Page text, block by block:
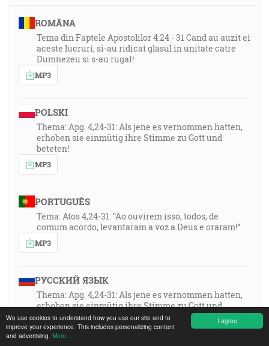
I agree
We use cookies to understand how you use our site and to
improve your experience. This includes personalizing content
and advertising. More...
ROMÂNA
Tema din Faptele Apostolilor 4:24 - 31 Cand au auzit ei
aceste lucruri, si-au ridicat glasul in unitate catre
Dumnezeu si s-au rugat!
MP3
POLSKI
Thema: Apg. 4,24-31: Als jene es vernommen hatten,
erhoben sie einmütig ihre Stimme zu Gott und
beteten!
MP3
PORTUGUÊS
Tema: Atos 4,24-31: “Ao ouvirem isso, todos, de
comum acordo, levantaram a voz a Deus e oraram!”
MP3
РУССКИЙ ЯЗЫК
Thema: Apg. 4,24-31: Als jene es vernommen hatten,
erhoben sie einmütig ihre Stimme zu Gott und
beteten!
MP3